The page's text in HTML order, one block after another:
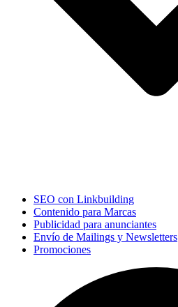
SEO con Linkbuilding
Contenido para Marcas
Publicidad para anunciantes
Envío de Mailings y Newsletters
Promociones